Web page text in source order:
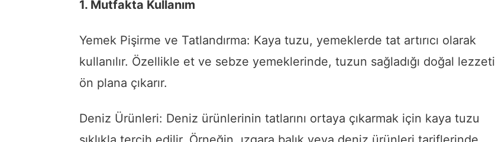
1. Mutfakta Kullanım
Yemek Pişirme ve Tatlandırma: Kaya tuzu, yemeklerde tat artırıcı olarak
kullanılır. Özellikle et ve sebze yemeklerinde, tuzun sağladığı doğal lezzeti
ön plana çıkarır.
Deniz Ürünleri: Deniz ürünlerinin tatlarını ortaya çıkarmak için kaya tuzu